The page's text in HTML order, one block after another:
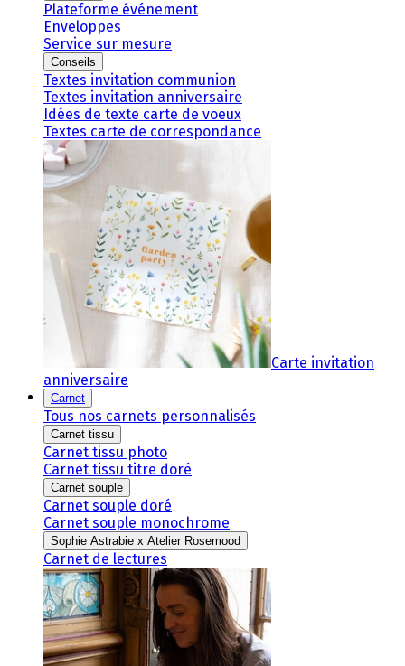
Plateforme événement
Enveloppes
Service sur mesure
Conseils
Textes invitation communion
Textes invitation anniversaire
Idées de texte carte de voeux
Textes carte de correspondance
Carte invitation
anniversaire
Carnet
Tous nos carnets personnalisés
Carnet tissu
Carnet tissu photo
Carnet tissu titre doré
Carnet souple
Carnet souple doré
Carnet souple monochrome
Sophie Astrabie x Atelier Rosemood
Carnet de lectures